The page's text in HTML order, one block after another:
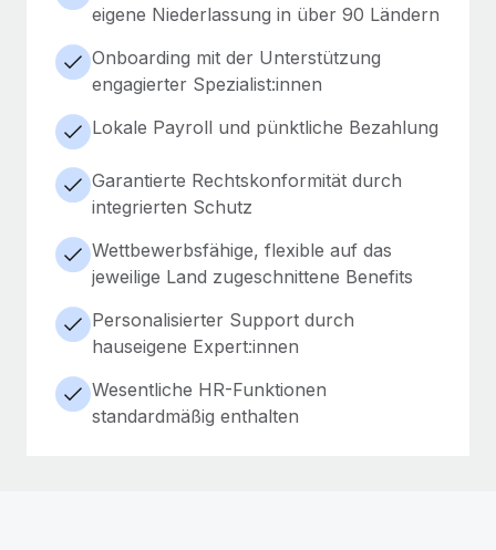
eigene Niederlassung in über 90 Ländern
Onboarding mit der Unterstützung
engagierter Spezialist:innen
Lokale Payroll und pünktliche Bezahlung
Garantierte Rechtskonformität durch
integrierten Schutz
Wettbewerbsfähige, flexible auf das
jeweilige Land zugeschnittene Benefits
Personalisierter Support durch
hauseigene Expert:innen
Wesentliche HR-Funktionen
standardmäßig enthalten